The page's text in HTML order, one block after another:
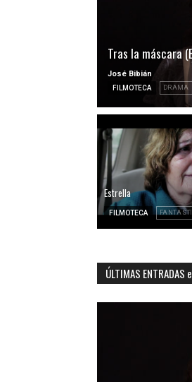
Tras la máscara
José Bibián
FILMOTECA DRAMA
Estrella
FILMOTECA
ÚLTIMAS ENTRADAS